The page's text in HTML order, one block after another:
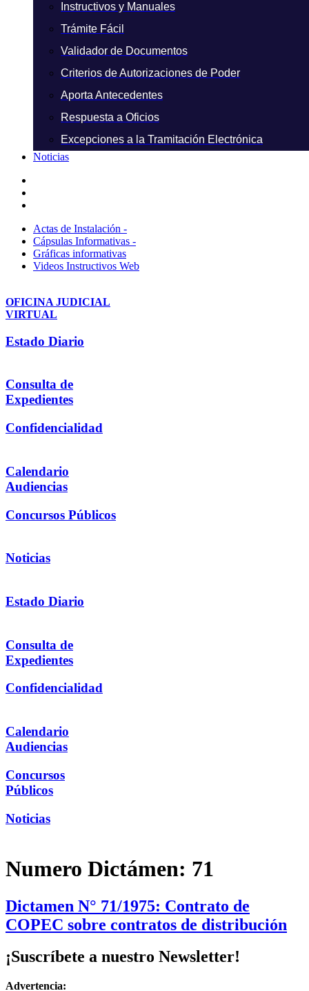
Instructivos y Manuales
Trámite Fácil
Validador de Documentos
Criterios de Autorizaciones de Poder
Aporta Antecedentes
Respuesta a Oficios
Excepciones a la Tramitación Electrónica
Noticias
Actas de Instalación -
Cápsulas Informativas -
Gráficas informativas
Videos Instructivos Web
OFICINA JUDICIAL
VIRTUAL
Estado Diario
Consulta de
Expedientes
Confidencialidad
Calendario
Audiencias
Concursos Públicos
Noticias
Estado Diario
Consulta de
Expedientes
Confidencialidad
Calendario
Audiencias
Concursos
Públicos
Noticias
Numero Dictámen: 71
Dictamen N° 71/1975: Contrato de
COPEC sobre contratos de distribución
¡Suscríbete a nuestro Newsletter!
Advertencia: